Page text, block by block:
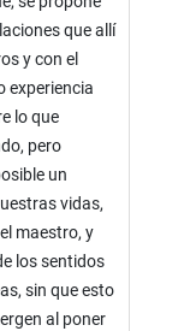
que allí
y con el
experiencia
lo que
pero
un
vidas,
maestro, y
los sentidos
sin que esto
al poner